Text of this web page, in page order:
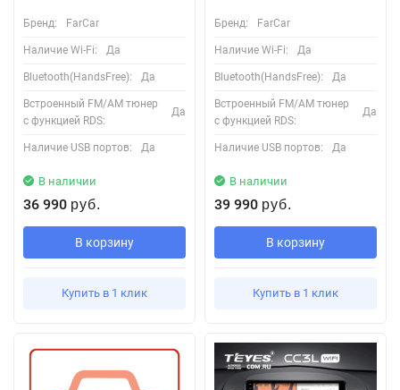
Бренд: FarCar
Наличие Wi-Fi: Да
Bluetooth(HandsFree): Да
Встроенный FM/AM тюнер
с функцией RDS:
Да
Наличие USB портов: Да
В наличии
36 990 руб.
В корзину
Купить в 1 клик
Бренд: FarCar
Наличие Wi-Fi: Да
Bluetooth(HandsFree): Да
Встроенный FM/AM тюнер
с функцией RDS:
Да
Наличие USB портов: Да
В наличии
39 990 руб.
В корзину
Купить в 1 клик